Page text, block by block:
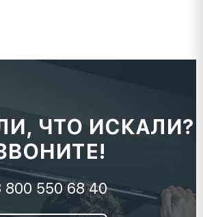
ЧТО ИСКАЛИ?
800 550 68 40